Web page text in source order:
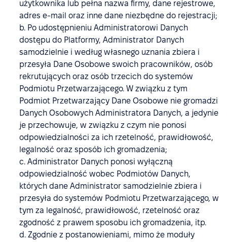
użytkownika lub pełna nazwa firmy, dane rejestrowe,
adres e-mail oraz inne dane niezbędne do rejestracji;
b. Po udostępnieniu Administratorowi Danych
dostępu do Platformy, Administrator Danych
samodzielnie i według własnego uznania zbiera i
przesyła Dane Osobowe swoich pracowników, osób
rekrutujących oraz osób trzecich do systemów
Podmiotu Przetwarzającego. W związku z tym
Podmiot Przetwarzający Dane Osobowe nie gromadzi
Danych Osobowych Administratora Danych, a jedynie
je przechowuje, w związku z czym nie ponosi
odpowiedzialności za ich rzetelność, prawidłowość,
legalność oraz sposób ich gromadzenia;
c. Administrator Danych ponosi wyłączną
odpowiedzialność wobec Podmiotów Danych,
których dane Administrator samodzielnie zbiera i
przesyła do systemów Podmiotu Przetwarzającego, w
tym za legalność, prawidłowość, rzetelność oraz
zgodność z prawem sposobu ich gromadzenia, itp.
d. Zgodnie z postanowieniami, mimo że moduły